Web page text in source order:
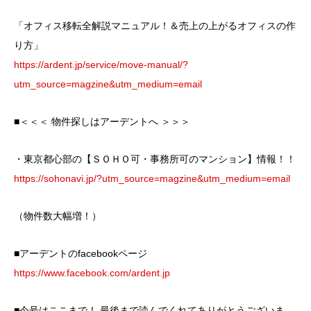
「オフィス移転全解説マニュアル！＆売上の上がるオフィスの作
り方」
https://ardent.jp/service/move-manual/?
utm_source=magzine&utm_medium=email
■＜＜＜ 物件探しはアーデントへ ＞＞＞
・東京都心部の【ＳＯＨＯ可・事務所可のマンション】情報！！
https://sohonavi.jp/?utm_source=magzine&utm_medium=email
（物件数大幅増！）
■アーデントのfacebookページ
https://www.facebook.com/ardent.jp